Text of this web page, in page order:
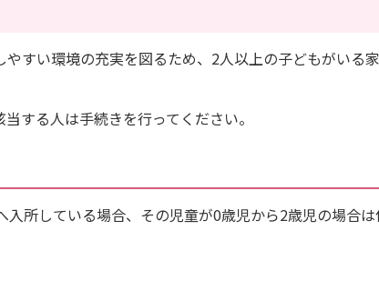
すい環境の充実を図るため、2人以上の子どもがいる
する人は手続きを行ってください。
所している場合、その児童が0歳児から2歳児の場合